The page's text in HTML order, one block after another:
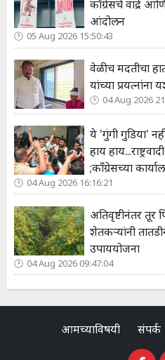
काँग्रेसचे वांद्रे
आंदोलन
05 Aug 2026 15:50:43
वेळीच मदतीचा
यांच्या प्रयत्नांना
04 Aug 2026
ये 'गुंगी गुडिया'
हाय
;कॉंग्रेसच्या
04 Aug 2026 16:16:21
अतिवृष्टीनंतर तूर
शेतकऱ्यांनी
उपाययोजना
04 Aug 2026 09:47:04
आमच्याविषयी संपर्क